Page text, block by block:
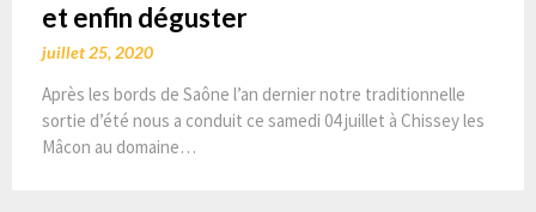
et enfin déguster
juillet 25, 2020
Après les bords de Saône l’an dernier notre traditionnelle
sortie d’été nous a conduit ce samedi 04 juillet à Chissey les
Mâcon au domaine…